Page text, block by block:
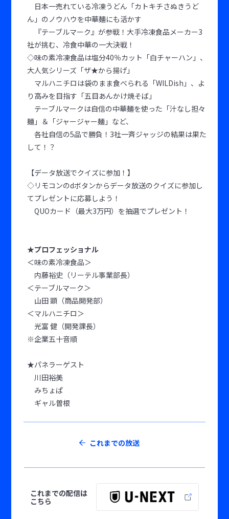
日本一売れている冷凍うどん「カトキチさぬきうど
ん」のノウハウを中華麺にも活かす
『テーブルマーク』が参戦！大手冷凍食品メーカー3
社が挑む、冷食中華の一大決戦！
◇味の素冷凍食品は塩分40％カット「白チャーハン」、
大人気シリーズ「ザ★から揚げ」
マルハニチロは袋のまま食べられる「WILDish」、よ
り高みを目指す「五目あんかけ焼そば」
テーブルマークは自信の中華麺を使った「汁なし担々
麺」＆「ジャージャー麺」など、
各社自信の5品で勝負！3社一斉ジャッジの結果は果た
して！？
【データ放送でクイズに参加！】
◇リモコンのdボタンからデータ放送のクイズに参加し
てプレゼントに応募しよう！
QUOカード（最大3万円）を抽選でプレゼント！
★プロフェッショナル
＜味の素冷凍食品＞
内藤裕史（リーテル事業部長）
＜テーブルマーク＞
山田 顕（商品開発部）
＜マルハニチロ＞
光富 健（開発課長）
※企業五十音順
★パネラーゲスト
川田裕美
みちょぱ
ギャル曽根
これまでの放送
これまでの配信は
こちら